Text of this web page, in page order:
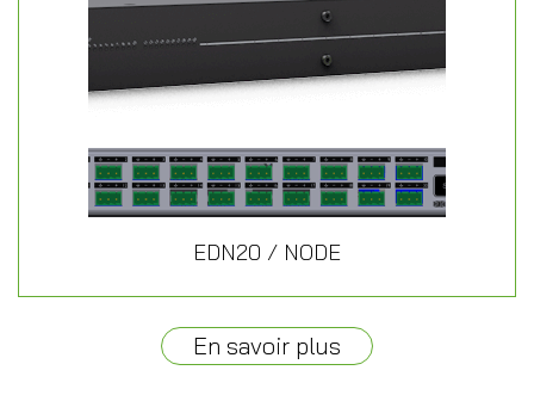
EDN20 / NODE
En savoir plus